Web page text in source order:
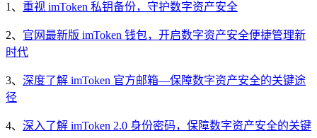
1、 重视 imToken 私钥备份，守护数字资产安全
2、 官网最新版 imToken 钱包，开启数字资产安全便捷管理新
时代
3、 深度了解 imToken 官方邮箱—保障数字资产安全的关键途
径
4、 深入了解 imToken 2.0 身份密码，保障数字资产安全的关键